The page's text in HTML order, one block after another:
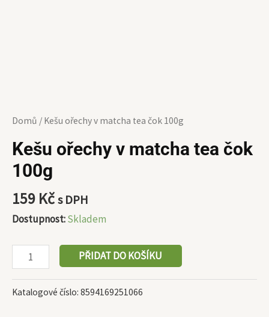
Domů / Kešu ořechy v matcha tea čok 100g
Kešu ořechy v matcha tea čok
100g
159 Kčs DPH
Dostupnost:Skladem
PŘIDAT DO KOŠÍKU
Katalogové číslo: 8594169251066